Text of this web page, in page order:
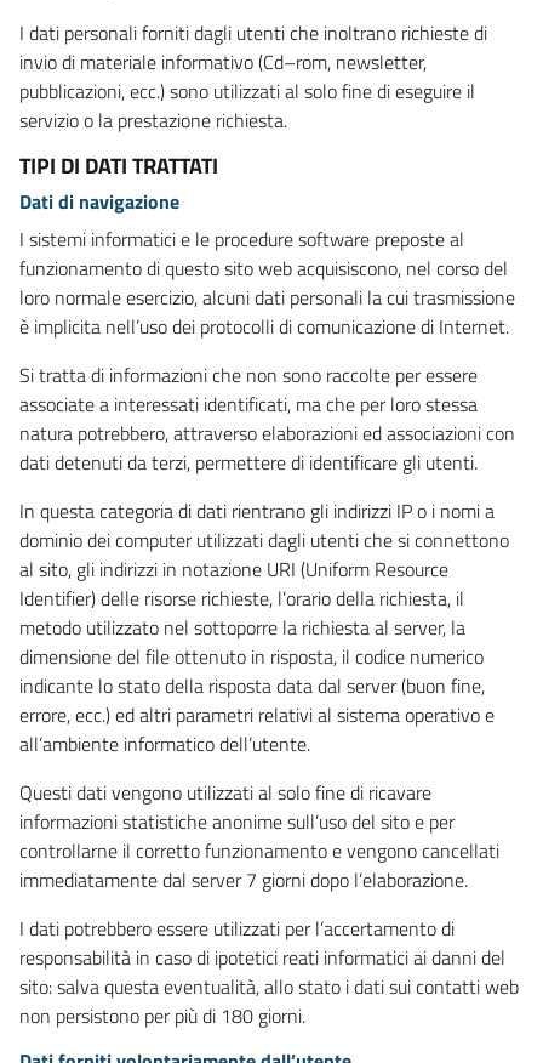
I dati personali forniti dagli utenti che inoltrano richieste di
invio di materiale informativo (Cd–rom, newsletter,
pubblicazioni, ecc.) sono utilizzati al solo fine di eseguire il
servizio o la prestazione richiesta.
TIPI DI DATI TRATTATI
Dati di navigazione
I sistemi informatici e le procedure software preposte al
funzionamento di questo sito web acquisiscono, nel corso del
loro normale esercizio, alcuni dati personali la cui trasmissione
è implicita nell’uso dei protocolli di comunicazione di Internet.
Si tratta di informazioni che non sono raccolte per essere
associate a interessati identificati, ma che per loro stessa
natura potrebbero, attraverso elaborazioni ed associazioni con
dati detenuti da terzi, permettere di identificare gli utenti.
In questa categoria di dati rientrano gli indirizzi IP o i nomi a
dominio dei computer utilizzati dagli utenti che si connettono
al sito, gli indirizzi in notazione URI (Uniform Resource
Identifier) delle risorse richieste, l’orario della richiesta, il
metodo utilizzato nel sottoporre la richiesta al server, la
dimensione del file ottenuto in risposta, il codice numerico
indicante lo stato della risposta data dal server (buon fine,
errore, ecc.) ed altri parametri relativi al sistema operativo e
all’ambiente informatico dell’utente.
Questi dati vengono utilizzati al solo fine di ricavare
informazioni statistiche anonime sull’uso del sito e per
controllarne il corretto funzionamento e vengono cancellati
immediatamente dal server 7 giorni dopo l’elaborazione.
I dati potrebbero essere utilizzati per l’accertamento di
responsabilità in caso di ipotetici reati informatici ai danni del
sito: salva questa eventualità, allo stato i dati sui contatti web
non persistono per più di 180 giorni.